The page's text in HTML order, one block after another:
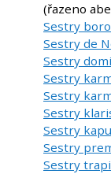
(řazeno
Sestry
Sestry de
Sestry
Sestry
Sestry
Sestry
Sestry
Sestry
Sestry